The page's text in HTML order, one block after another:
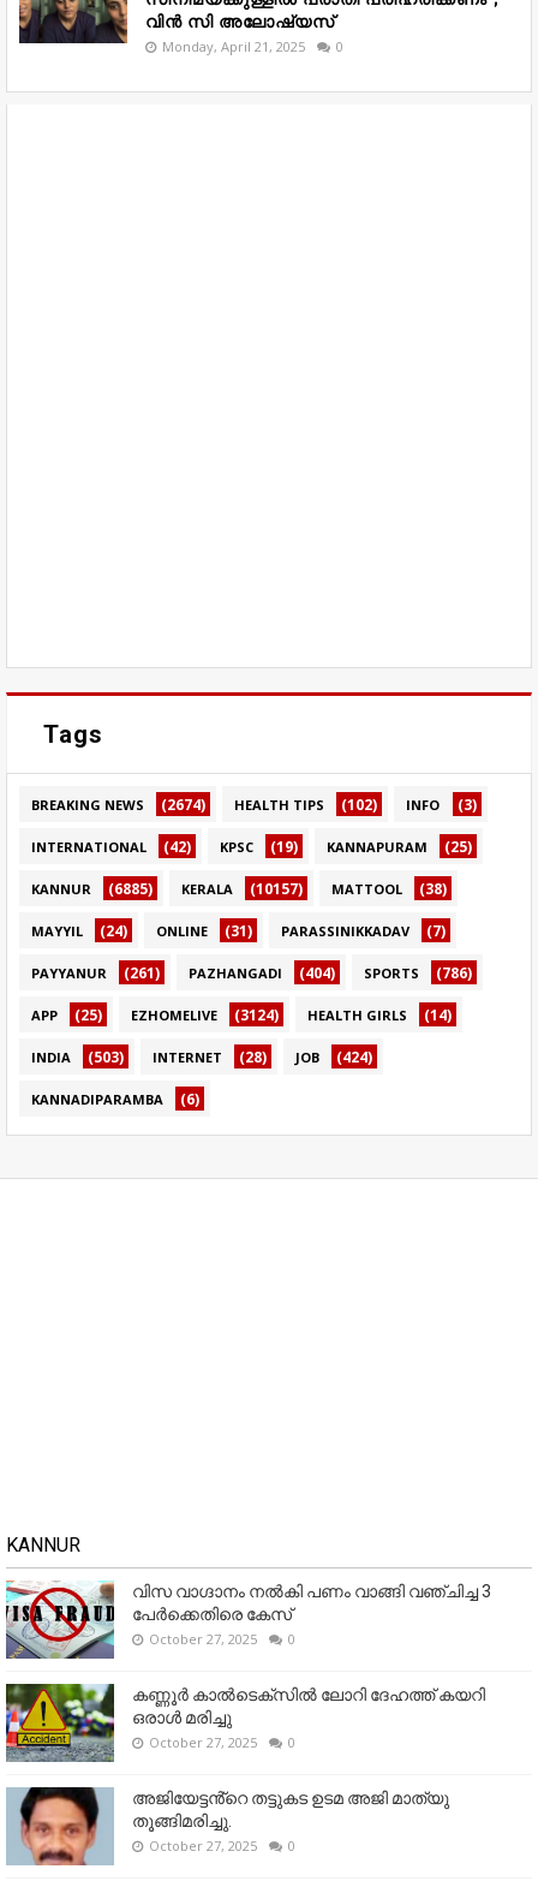
വിൻ സി അലോഷ്യസ്
Monday, April 21, 2025 0
Tags
BREAKING NEWS (2674) HEALTH TIPS (102) INFO (3)
INTERNATIONAL (42) KPSC (19) KANNAPURAM (25)
KANNUR (6885) KERALA (10157) MATTOOL (38)
MAYYIL (24) ONLINE (31) PARASSINIKKADAV (7)
PAYYANUR (261) PAZHANGADI (404) SPORTS (786)
APP (25) EZHOMELIVE (3124) HEALTH GIRLS (14)
INDIA (503) INTERNET (28) JOB (424)
KANNADIPARAMBA (6)
KANNUR
വിസ വാഗ്ദാനം നൽകി പണം വാങ്ങി വഞ്ചിച്ച 3
പേർക്കെതിരെ കേസ്
October 27, 2025 0
കണ്ണൂര്‍ കാല്‍ടെക്‌സില്‍ ലോറി ദേഹത്ത് കയറി
ഒരാള്‍ മരിച്ചു
October 27, 2025 0
അജിയേട്ടൻ്റെ തട്ടുകട ഉടമ അജി മാത്യു
തൂങ്ങിമരിച്ചു.
October 27, 2025 0